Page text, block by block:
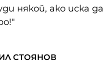
някой, ако иска
СТОЯНОВ